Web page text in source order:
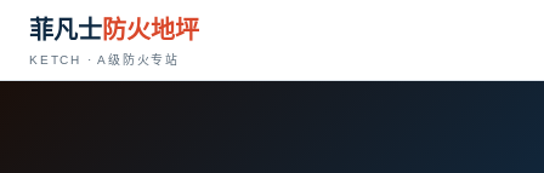
菲凡士防火地坪
KETCH · A级防火专站